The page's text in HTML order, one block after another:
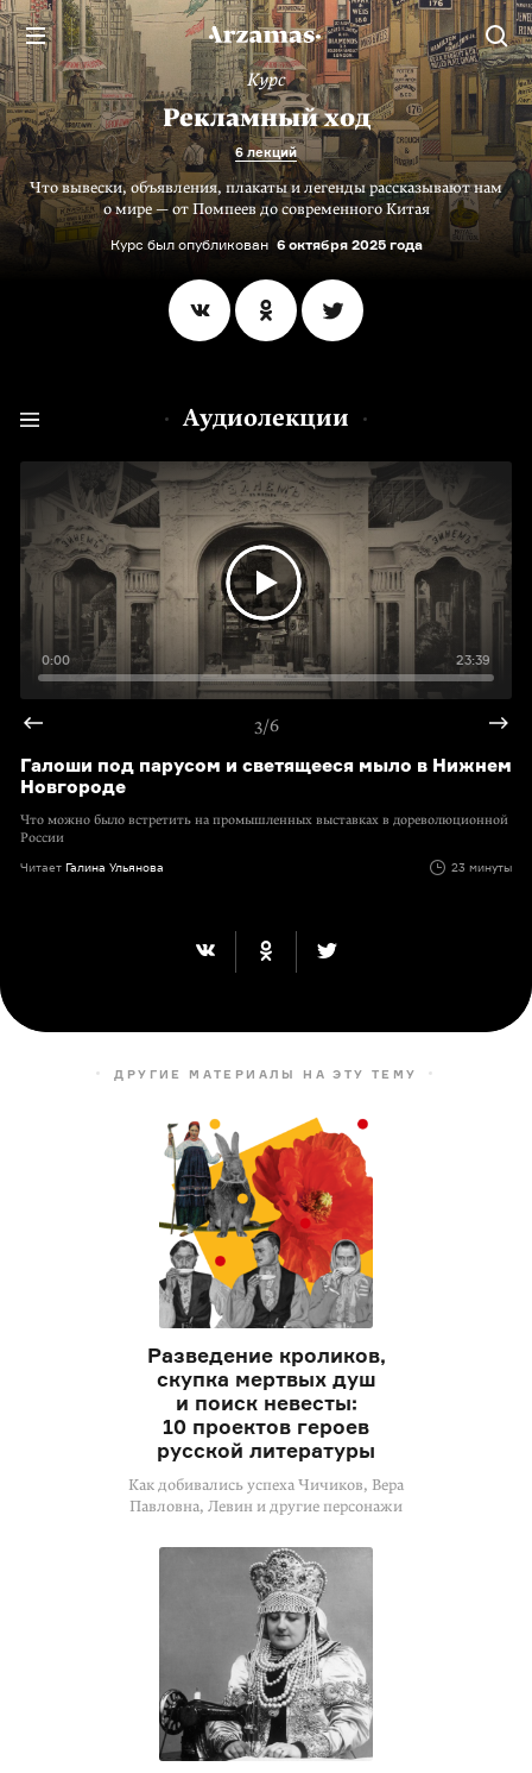
Курс
Рекламный ход
6 лекций
Что вывески, объявления, плакаты и легенды рассказывают нам
о мире — от Помпеев до современного Китая
Курс был опубликован 6 октября 2025 года
Аудиолекции
0:00 23:39
3/6
Галоши под парусом и светящееся мыло в Нижнем
Новгороде
Что можно было встретить на промышленных выставках в дореволюционной
России
Читает Галина Ульянова 23 минуты
ДРУГИЕ МАТЕРИАЛЫ НА ЭТУ ТЕМУ
Разведение кроликов,
скупка мертвых душ
и поиск невесты:
10 проектов героев
русской литературы
Как добивались успеха Чичиков, Вера
Павловна, Левин и другие персонажи